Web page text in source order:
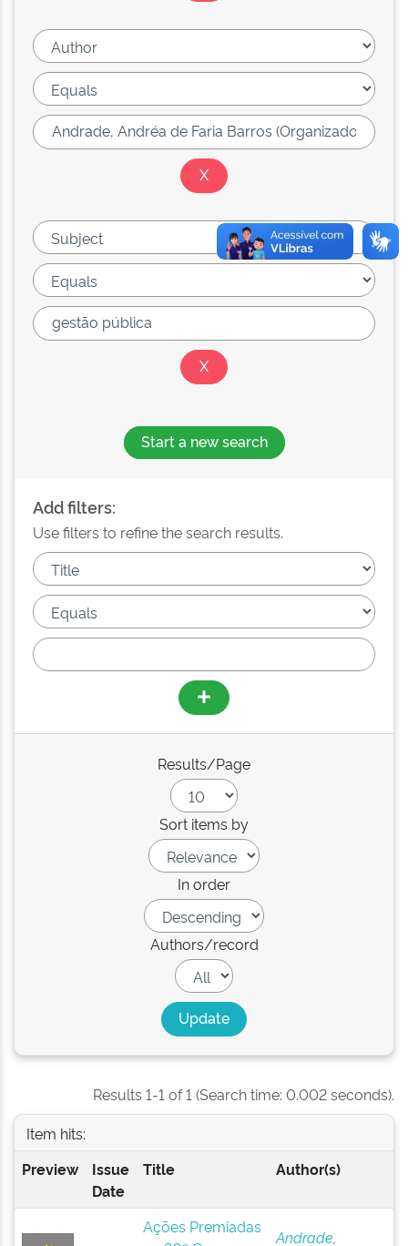
Start a new search
Add filters:
Use filters to refine the search results.
Results/Page
Sort items by
In order
Authors/record
Results 1-1 of 1 (Search time: 0.002 seconds).
Item hits:
Preview
Issue
Date
Title Author(s)
Ações Premiadas
Andrade,